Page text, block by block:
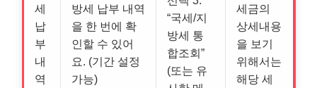
세
납
부
내
역
방세 납부 내역
을 한 번에 확
인할 수 있어
요. (기간 설정
가능)
“국세/지
방세 통
합조회”
(또는 유
세금의
상세내용
을 보기
위해서는
해당 세